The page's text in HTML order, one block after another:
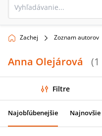
Zachej Zoznam autorov
Anna Olejárová (1
Filtre
Najobľúbenejšie Najnovšie